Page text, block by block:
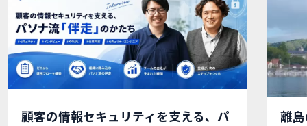
顧客の情報セキュリティを支える、パ
離